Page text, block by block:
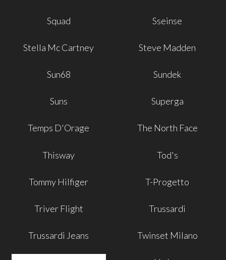
Squad Sseinse
Stella Mc Cartney Steve Madden
Sun68 Sundek
Suns Superga
Temps D'Orage The North Face
Thisway Tod's
Tommy Hilfiger T-Progetto
Triver Flight Trussardi
Trussardi Jeans Twinset Milano